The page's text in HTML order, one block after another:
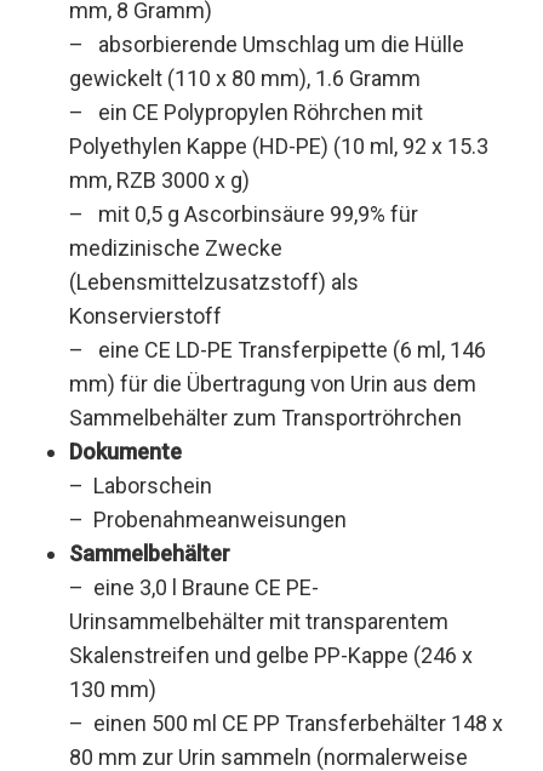
mm, 8 Gramm)
– absorbierende Umschlag um die Hülle
gewickelt (110 x 80 mm), 1.6 Gramm
– ein CE Polypropylen Röhrchen mit
Polyethylen Kappe (HD-PE) (10 ml, 92 x 15.3
mm, RZB 3000 x g)
– mit 0,5 g Ascorbinsäure 99,9% für
medizinische Zwecke
(Lebensmittelzusatzstoff) als
Konservierstoff
– eine CE LD-PE Transferpipette (6 ml, 146
mm) für die Übertragung von Urin aus dem
Sammelbehälter zum Transportröhrchen
Dokumente
– Laborschein
– Probenahmeanweisungen
Sammelbehälter
– eine 3,0 l Braune CE PE-
Urinsammelbehälter mit transparentem
Skalenstreifen und gelbe PP-Kappe (246 x
130 mm)
– einen 500 ml CE PP Transferbehälter 148 x
80 mm zur Urin sammeln (normalerweise